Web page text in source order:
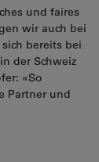
und faires
wir auch bei
bereits bei
der Schweiz
«So
Partner und